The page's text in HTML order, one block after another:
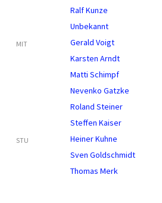
Ralf Kunze
Unbekannt
MIT
Gerald Voigt
Karsten Arndt
Matti Schimpf
Nevenko Gatzke
Roland Steiner
Steffen Kaiser
STU
Heiner Kuhne
Sven Goldschmidt
Thomas Merk